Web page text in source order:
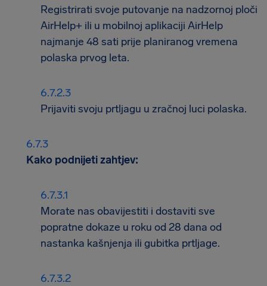
Registrirati svoje putovanje na nadzornoj ploči
AirHelp+ ili u mobilnoj aplikaciji AirHelp
najmanje 48 sati prije planiranog vremena
polaska prvog leta.
Prijaviti svoju prtljagu u zračnoj luci polaska.
Kako podnijeti zahtjev:
Morate nas obavijestiti i dostaviti sve
popratne dokaze u roku od 28 dana od
nastanka kašnjenja ili gubitka prtljage.